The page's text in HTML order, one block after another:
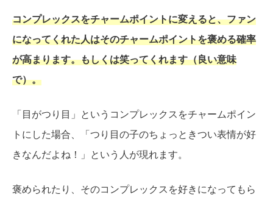
コンプレックスをチャームポイントに変えると、ファン
になってくれた人はそのチャームポイントを褒める確率
が高まります。もしくは笑ってくれます（良い意味
で）。
「目がつり目」というコンプレックスをチャームポイン
トにした場合、「つり目の子のちょっときつい表情が好
きなんだよね！」という人が現れます。
褒められたり、そのコンプレックスを好きになってもら